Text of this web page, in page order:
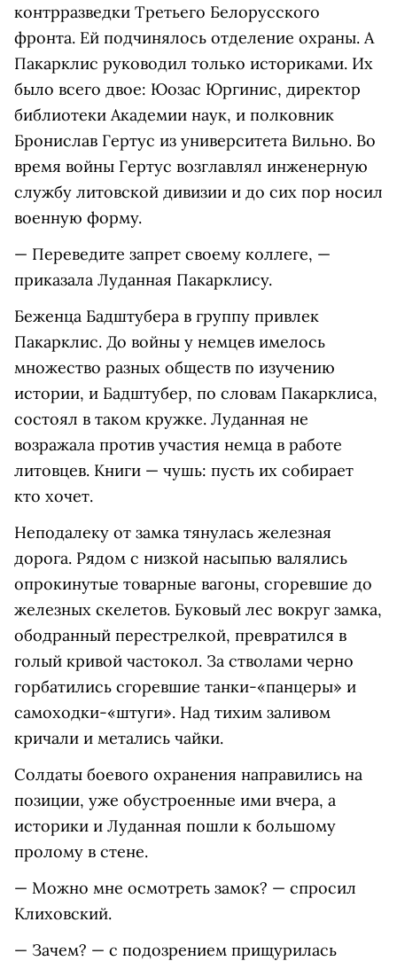
контрразведки Третьего Белорусского
фронта. Ей подчинялось отделение охраны. А
Пакарклис руководил только историками. Их
было всего двое: Юозас Юргинис, директор
библиотеки Академии наук, и полковник
Бронислав Гертус из университета Вильно. Во
время войны Гертус возглавлял инженерную
службу литовской дивизии и до сих пор носил
военную форму.
— Переведите запрет своему коллеге, —
приказала Луданная Пакарклису.
Беженца Бадштубера в группу привлек
Пакарклис. До войны у немцев имелось
множество разных обществ по изучению
истории, и Бадштубер, по словам Пакарклиса,
состоял в таком кружке. Луданная не
возражала против участия немца в работе
литовцев. Книги — чушь: пусть их собирает
кто хочет.
Неподалеку от замка тянулась железная
дорога. Рядом с низкой насыпью валялись
опрокинутые товарные вагоны, сгоревшие до
железных скелетов. Буковый лес вокруг замка,
ободранный перестрелкой, превратился в
голый кривой частокол. За стволами черно
горбатились сгоревшие танки-«панцеры» и
самоходки-«штуги». Над тихим заливом
кричали и метались чайки.
Солдаты боевого охранения направились на
позиции, уже обустроенные ими вчера, а
историки и Луданная пошли к большому
пролому в стене.
— Можно мне осмотреть замок? — спросил
Клиховский.
— Зачем? — с подозрением прищурилась